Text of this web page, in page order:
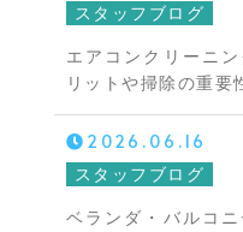
スタッフブログ
エアコンクリーニ
リットや掃除の重要
2026.06.16
スタッフブログ
ベランダ・バルコ